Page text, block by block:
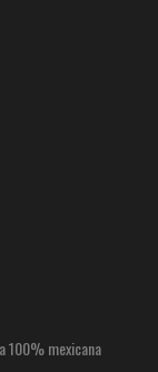
100% mexicana